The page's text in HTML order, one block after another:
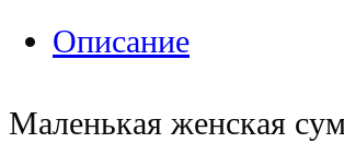
Описание
Маленькая женская